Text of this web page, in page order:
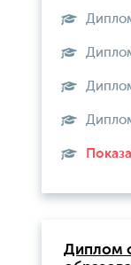
Диплом